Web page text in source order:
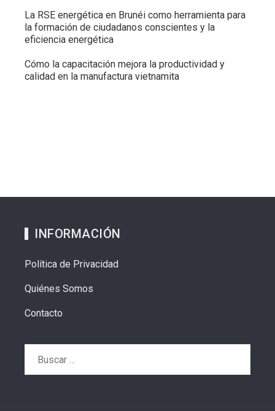
La RSE energética en Brunéi como herramienta para
la formación de ciudadanos conscientes y la
eficiencia energética
Cómo la capacitación mejora la productividad y
calidad en la manufactura vietnamita
INFORMACIÓN
Política de Privacidad
Quiénes Somos
Contacto